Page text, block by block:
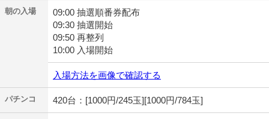
朝の入場
09:00 抽選順番券配布
09:30 抽選開始
09:50 再整列
10:00 入場開始
入場方法を画像で確認する
パチンコ 420台：[1000円/245玉][1000円/784玉]